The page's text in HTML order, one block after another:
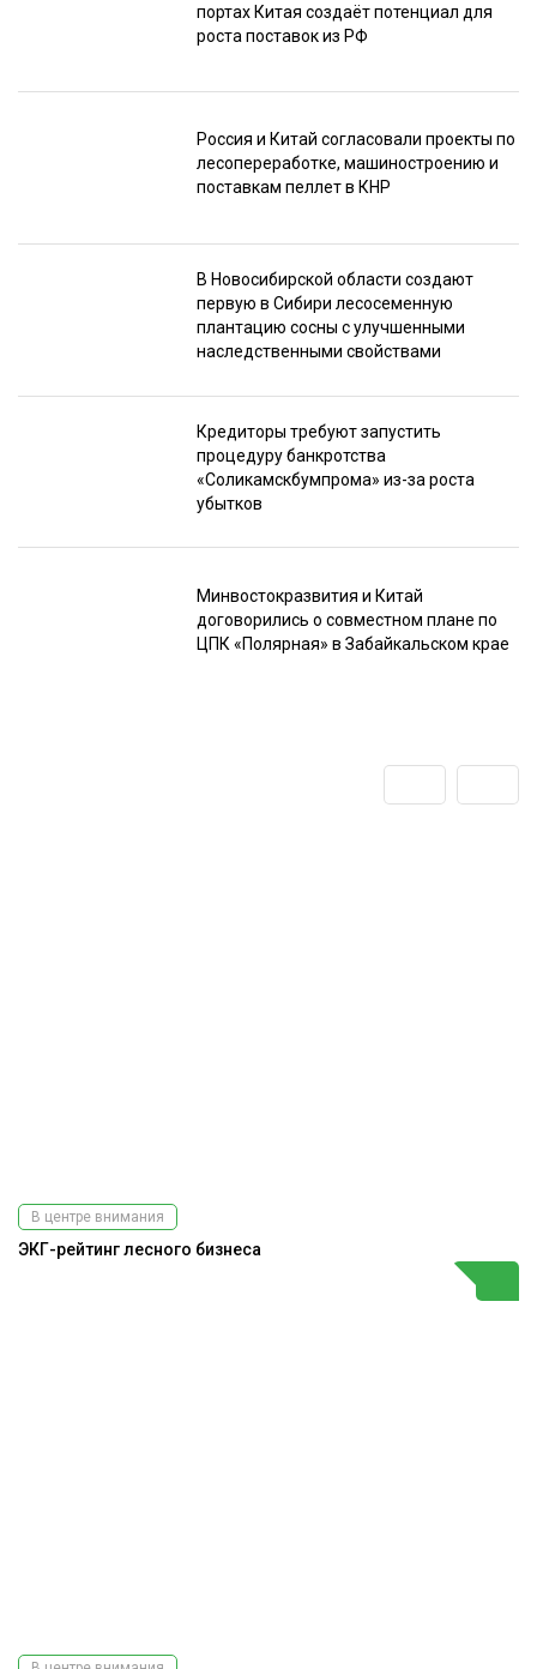
портах Китая создаёт потенциал для
роста поставок из РФ
Россия и Китай согласовали проекты по
лесопереработке, машиностроению и
поставкам пеллет в КНР
В Новосибирской области создают
первую в Сибири лесосеменную
плантацию сосны с улучшенными
наследственными свойствами
Кредиторы требуют запустить
процедуру банкротства
«Соликамскбумпрома» из-за роста
убытков
Минвостокразвития и Китай
договорились о совместном плане по
ЦПК «Полярная» в Забайкальском крае
В центре внимания
ЭКГ-рейтинг лесного бизнеса